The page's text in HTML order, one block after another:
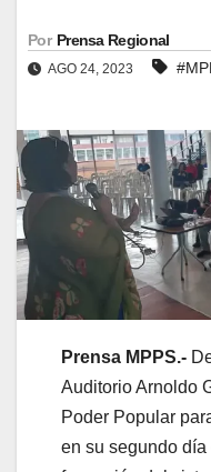
Por Prensa Regional
AGO 24, 2023
Prensa MPPS.-
Auditorio Arnoldo
Poder Popular
en su segundo